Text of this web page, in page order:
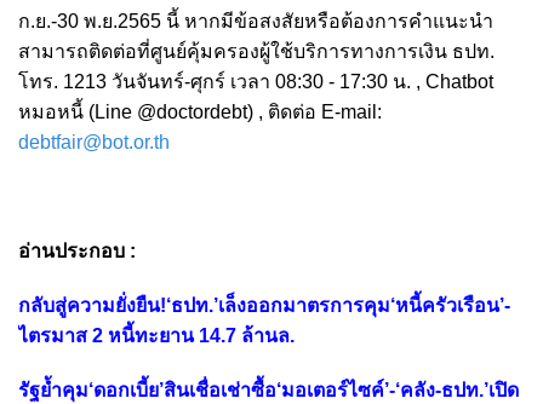
ก.ย.-30 พ.ย.2565 นี้ หากมีข้อสงสัยหรือต้องการคำแนะนำ
สามารถติดต่อที่ศูนย์คุ้มครองผู้ใช้บริการทางการเงิน ธปท.
โทร. 1213 วันจันทร์-ศุกร์ เวลา 08:30 - 17:30 น. , Chatbot
หมอหนี้ (Line @doctordebt) , ติดต่อ E-mail:
debtfair@bot.or.th
อ่านประกอบ :
กลับสู่ความยั่งยืน!‘ธปท.’เล็งออกมาตรการคุม‘หนี้ครัวเรือน’-
ไตรมาส 2 หนี้ทะยาน 14.7 ล้านล.
รัฐย้ำคุม‘ดอกเบี้ย’สินเชื่อเช่าซื้อ‘มอเตอร์ไซค์’-‘คลัง-ธปท.’เปิด